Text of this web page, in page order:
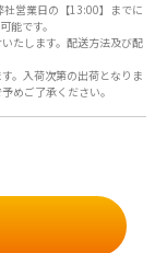
営業日の【13:00】までに
能です。
たします。配送方法及び配
。入荷次第の出荷となりま
めご了承ください。